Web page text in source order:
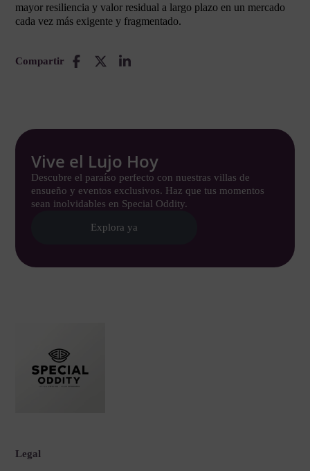
mayor resiliencia y valor residual a largo plazo en un mercado
cada vez más exigente y fragmentado.
Compartir
Vive el Lujo Hoy
Descubre el paraíso perfecto con nuestras villas de
ensueño y eventos exclusivos. Haz que tus momentos
sean inolvidables en Special Oddity.
Explora ya
Legal